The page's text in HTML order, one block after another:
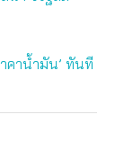
คาน้ำมัน’ ทันที